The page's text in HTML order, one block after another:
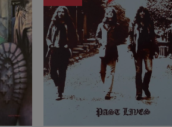
POWIADOM O DOSTĘPNOŚCI